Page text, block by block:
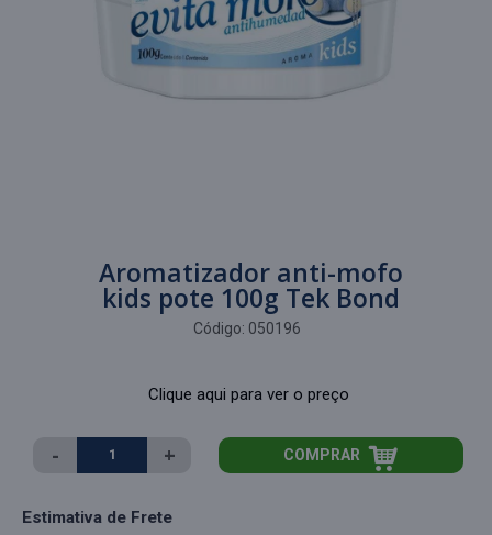
Aromatizador anti-mofo
kids pote 100g Tek Bond
Código: 050196
Clique aqui para ver o preço
- + COMPRAR
Estimativa de Frete